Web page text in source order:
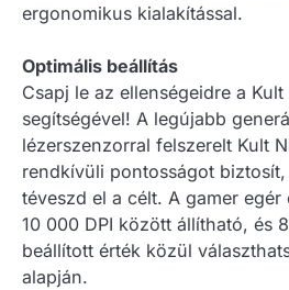
ergonomikus kialakítással.
Optimális beállítás
Csapj le az ellenségeidre a
segítségével! A legújabb
lézerszenzorral felszerelt Kult
rendkívüli pontosságot
téveszd el a célt. A gamer
10 000 DPI között állítható, és
beállított érték közül
alapján.